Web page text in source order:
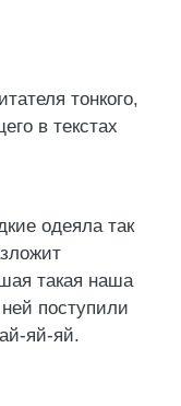
тонкого,
в текстах
одеяла так
такая наша
поступили
яй-яй.